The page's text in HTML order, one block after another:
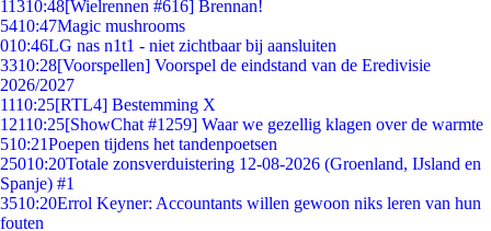
11310:48[Wielrennen #616] Brennan!
5410:47Magic mushrooms
010:46LG nas n1t1 - niet zichtbaar bij aansluiten
3310:28[Voorspellen] Voorspel de eindstand van de Eredivisie
2026/2027
1110:25[RTL4] Bestemming X
12110:25[ShowChat #1259] Waar we gezellig klagen over de warmte
510:21Poepen tijdens het tandenpoetsen
25010:20Totale zonsverduistering 12-08-2026 (Groenland, IJsland en
Spanje) #1
3510:20Errol Keyner: Accountants willen gewoon niks leren van hun
fouten